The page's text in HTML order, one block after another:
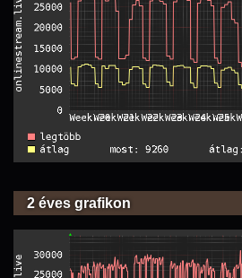
2 éves grafikon